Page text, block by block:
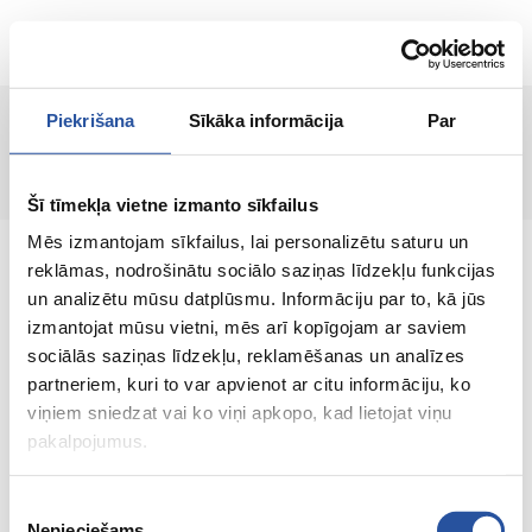
Piekrišana Sīkāka informācija Par
Šī tīmekļa vietne izmanto sīkfailus
Mēs izmantojam sīkfailus, lai personalizētu saturu un
reklāmas, nodrošinātu sociālo saziņas līdzekļu funkcijas
un analizētu mūsu datplūsmu. Informāciju par to, kā jūs
izmantojat mūsu vietni, mēs arī kopīgojam ar saviem
sociālās saziņas līdzekļu, reklamēšanas un analīzes
partneriem, kuri to var apvienot ar citu informāciju, ko
viņiem sniedzat vai ko viņi apkopo, kad lietojat viņu
pakalpojumus.
RU
Страница не найдена!
Интернет-магазин с выгодными ценами и
качественными товарами, где
удовлетворённость клиента является нашей
главной ценностью.
Vse dlja vashego doma i sada!